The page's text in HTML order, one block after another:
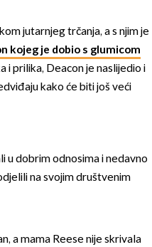
jutarnjeg trčanja, a s njim je
kojeg je dobio s glumicom
i prilika, Deacon je naslijedio i
kako će biti još veći
u dobrim odnosima i nedavno
na svojim društvenim
a mama Reese nije skrivala
OMOGUĆI OBAVIJESTI